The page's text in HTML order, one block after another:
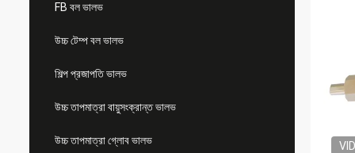
FB বল ভালভ
উচ্চ টেম্প বল ভালভ
শিল্প প্রজাপতি ভালভ
উচ্চ তাপমাত্রা বায়ুসংক্রান্ত ভালভ
উচ্চ তাপমাত্রা গ্লোব ভালভ